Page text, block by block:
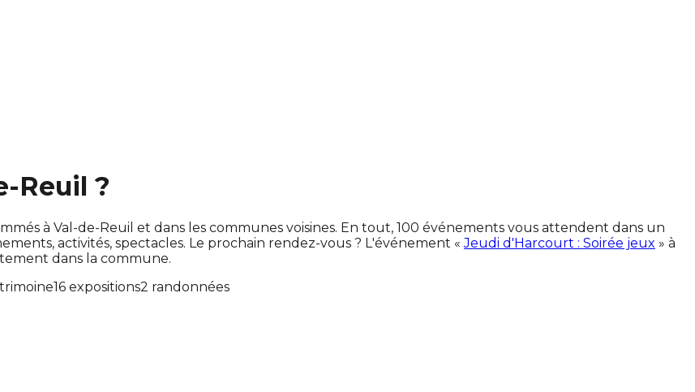
Reuil ?
à Val-de-Reuil et dans les communes voisines. En tout, 100 événements vous attendent dans un
activités, spectacles. Le prochain rendez-vous ? L'événement «Jeudi d'Harcourt : Soirée jeux » à
dans la commune.
16 expositions2 randonnées